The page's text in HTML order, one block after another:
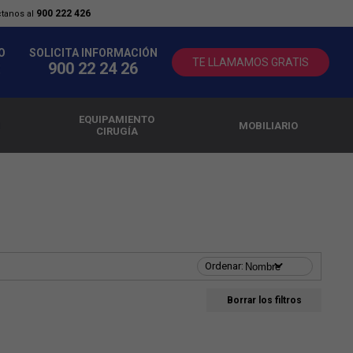
al 900 222 426
SOLICITA INFORMACIÓN
900 22 24 26 TE LLAMAMOS GRATIS
EQUIPAMIENTO
CIRUGÍA
MOBILIARIO
Borrar los filtros